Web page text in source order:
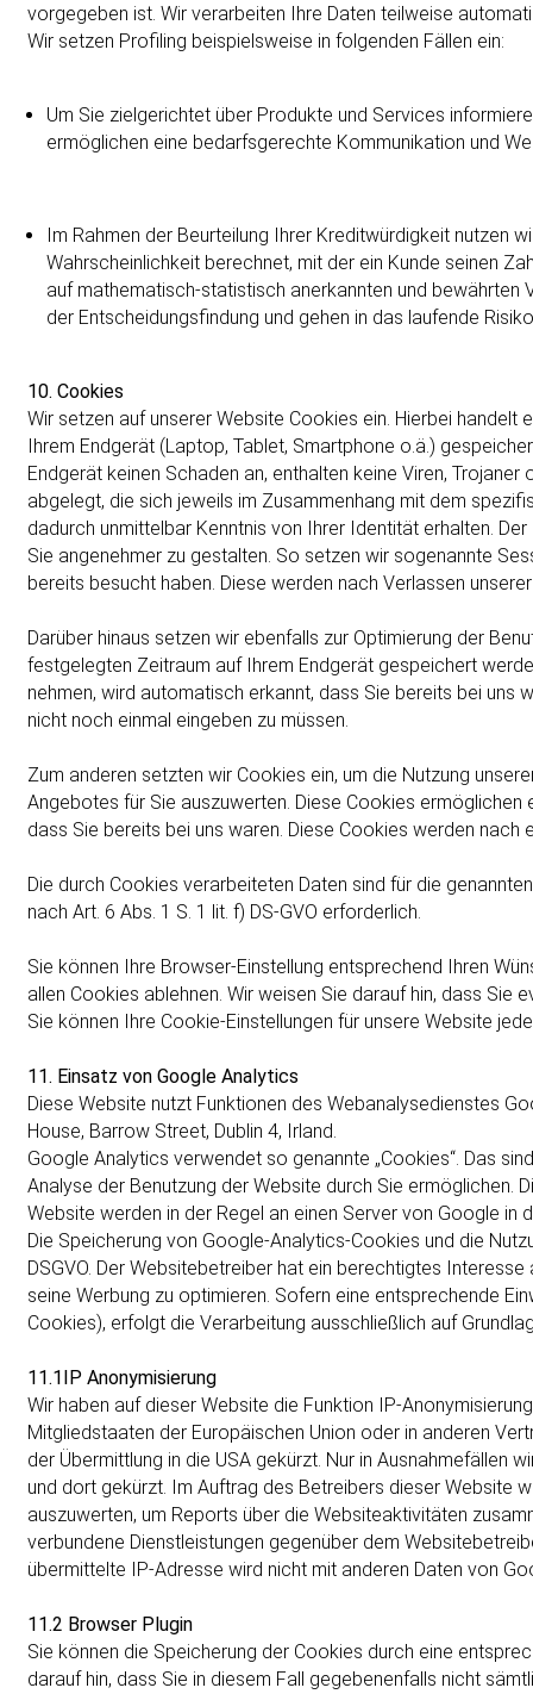
vorgegeben ist. Wir verarbeiten Ihre Daten teilweise
Wir setzen Profiling beispielsweise in folgenden Fällen ein:
Um Sie zielgerichtet über Produkte und Services
ermöglichen eine bedarfsgerechte Kommunikation und
Im Rahmen der Beurteilung Ihrer Kreditwürdigkeit nutzen
Wahrscheinlichkeit berechnet, mit der ein Kunde seinen
auf mathematisch-statistisch anerkannten und bewährten
der Entscheidungsfindung und gehen in das laufende
10. Cookies
Wir setzen auf unserer Website Cookies ein. Hierbei
Ihrem Endgerät (Laptop, Tablet, Smartphone o.ä.)
Endgerät keinen Schaden an, enthalten keine Viren,
abgelegt, die sich jeweils im Zusammenhang mit dem
dadurch unmittelbar Kenntnis von Ihrer Identität erhalten.
Sie angenehmer zu gestalten. So setzen wir sogenannte
bereits besucht haben. Diese werden nach Verlassen
Darüber hinaus setzen wir ebenfalls zur Optimierung der
festgelegten Zeitraum auf Ihrem Endgerät gespeichert
nehmen, wird automatisch erkannt, dass Sie bereits bei uns
nicht noch einmal eingeben zu müssen.
Zum anderen setzten wir Cookies ein, um die Nutzung
Angebotes für Sie auszuwerten. Diese Cookies
dass Sie bereits bei uns waren. Diese Cookies werden
Die durch Cookies verarbeiteten Daten sind für die
nach Art. 6 Abs. 1 S. 1 lit. f) DS-GVO erforderlich.
Sie können Ihre Browser-Einstellung entsprechend Ihren
allen Cookies ablehnen. Wir weisen Sie darauf hin, dass Sie
Sie können Ihre Cookie-Einstellungen für unsere Website
11. Einsatz von Google Analytics
Diese Website nutzt Funktionen des Webanalysedienstes
House, Barrow Street, Dublin 4, Irland.
Google Analytics verwendet so genannte „Cookies“. Das
Analyse der Benutzung der Website durch Sie ermöglichen.
Website werden in der Regel an einen Server von Google in
Die Speicherung von Google-Analytics-Cookies und die
DSGVO. Der Websitebetreiber hat ein berechtigtes
seine Werbung zu optimieren. Sofern eine entsprechende
Cookies), erfolgt die Verarbeitung ausschließlich auf
11.1IP Anonymisierung
Wir haben auf dieser Website die Funktion IP-
Mitgliedstaaten der Europäischen Union oder in anderen
der Übermittlung in die USA gekürzt. Nur in Ausnahmefällen
und dort gekürzt. Im Auftrag des Betreibers dieser Website
auszuwerten, um Reports über die Websiteaktivitäten
verbundene Dienstleistungen gegenüber dem
übermittelte IP-Adresse wird nicht mit anderen Daten von
11.2 Browser Plugin
Sie können die Speicherung der Cookies durch eine
darauf hin, dass Sie in diesem Fall gegebenenfalls nicht